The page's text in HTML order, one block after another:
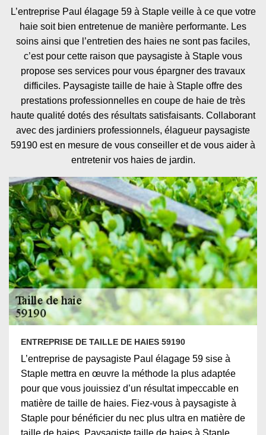
L’entreprise Paul élagage 59 à Staple veille à ce que votre
haie soit bien entretenue de manière performante. Les
soins ainsi que l’entretien des haies ne sont pas faciles,
c’est pour cette raison que paysagiste à Staple vous
propose ses services pour vous épargner des travaux
difficiles. Paysagiste taille de haie à Staple offre des
prestations professionnelles en coupe de haie de très
haute qualité dotés des résultats satisfaisants. Collaborant
avec des jardiniers professionnels, élagueur paysagiste
59190 est en mesure de vous conseiller et de vous aider à
entretenir vos haies de jardin.
ENTREPRISE DE TAILLE DE HAIES 59190
L’entreprise de paysagiste Paul élagage 59 sise à
Staple mettra en œuvre la méthode la plus adaptée
pour que vous jouissiez d’un résultat impeccable en
matière de taille de haies. Fiez-vous à paysagiste à
Staple pour bénéficier du nec plus ultra en matière de
taille de haies. Paysagiste taille de haies à Staple